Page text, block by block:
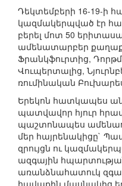
Դեկտեմբերի 16-19-ի
կազմակերպված էր
բերել մոտ 50
ամենատարբեր
Ֆրանկֆուրտից,
Վուպերտալից,
ռումինական
Երեկոն հատկապես
պատվավոր հյուր
պաշտոնապես
մեր հայրենակիցը`
զրույցն ու
ազգային
առանձնահատուկ